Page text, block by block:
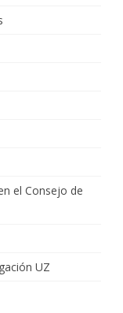
el Consejo de
UZ